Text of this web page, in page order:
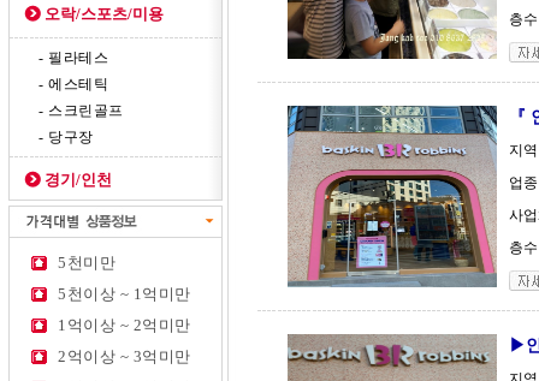
오락/스포츠/미용
- 필라테스
- 에스테틱
- 스크린골프
- 당구장
경기/인천
5천미만
5천이상 ~ 1억미만
1억이상 ~ 2억미만
2억이상 ~ 3억미만
층
『
지
업
사
층
▶